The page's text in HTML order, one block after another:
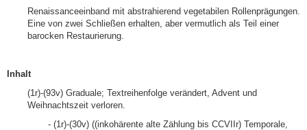
Renaissanceeinband mit abstrahierend vegetabilen Rollenprägungen.
Eine von zwei Schließen erhalten, aber vermutlich als Teil einer
barocken Restaurierung.
Inhalt
(1r)-(93v) Graduale; Textreihenfolge verändert, Advent und
Weihnachtszeit verloren.
- (1r)-(30v) ((inkohärente alte Zählung bis CCVIIr) Temporale,